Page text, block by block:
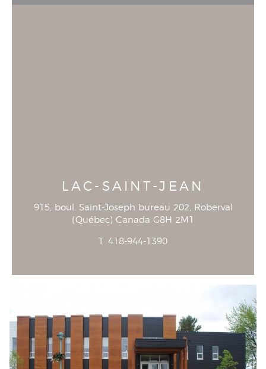
LAC-SAINT-JEAN
915, boul. Saint-Joseph bureau 202 , Roberval
(Québec) Canada G8H 2M1
418-944-1390